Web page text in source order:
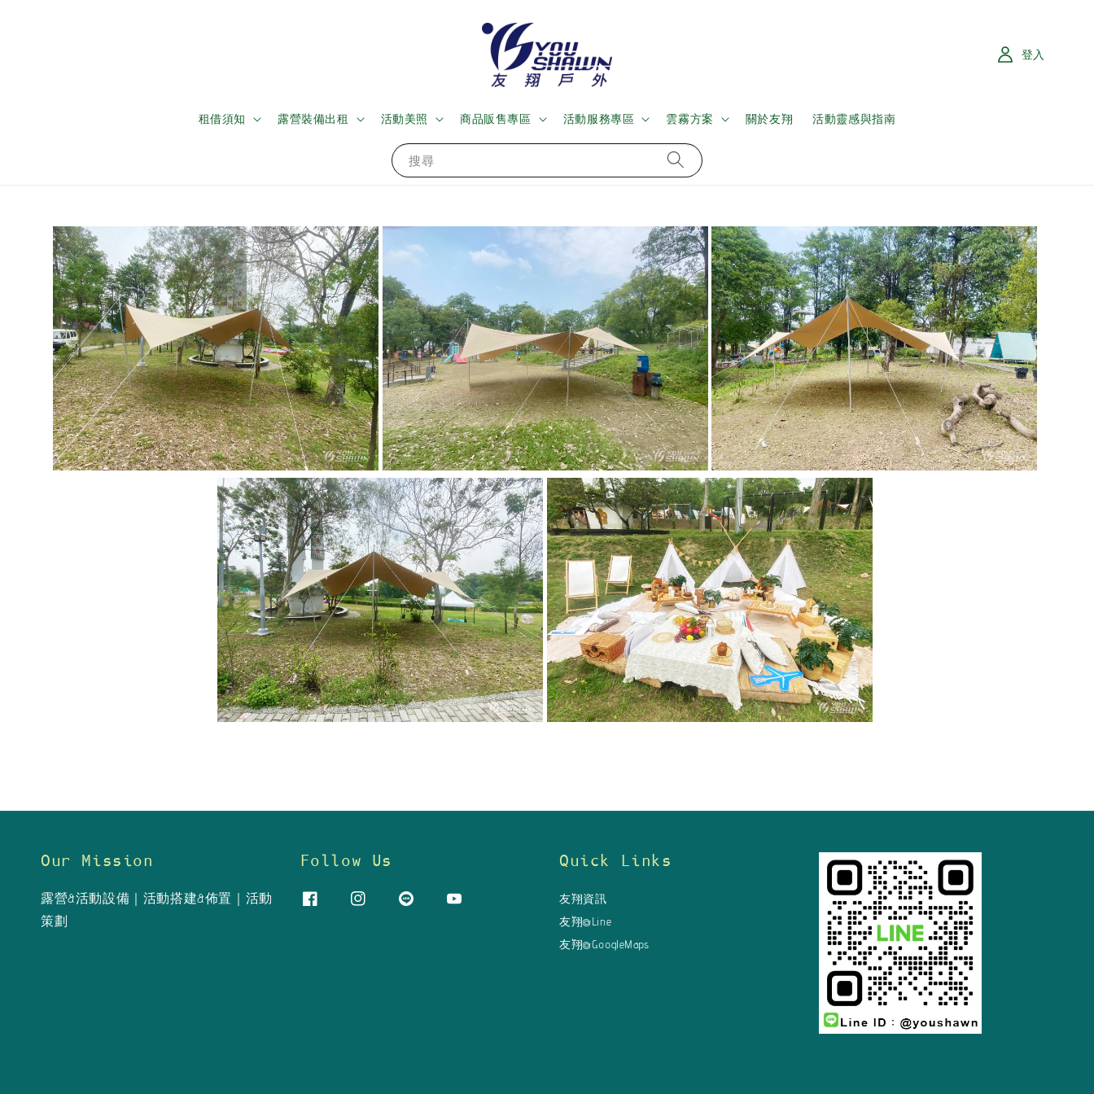
搜尋
租借須知 露營裝備出租 活動美照 商品販售專區 活動服務專區 雲霧方案 關於友翔 活動靈感與指南
登入
Our Mission
露營&活動設備｜活動搭建&佈置｜活動
策劃
Follow Us Quick Links
友翔資訊
友翔@Line
友翔@GoogleMaps